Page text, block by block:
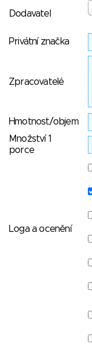
Dodavatel
Privátní značka
Zpracovatelé
Hmotnost/objem
Množství 1
porce
Loga a ocenění